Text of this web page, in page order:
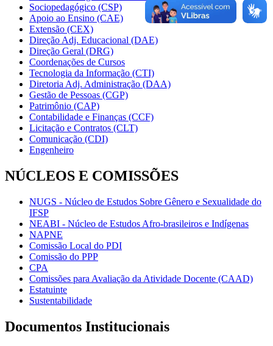
Sociopedagógico (CSP)
Apoio ao Ensino (CAE)
Extensão (CEX)
Direção Adj. Educacional (DAE)
Direção Geral (DRG)
Coordenações de Cursos
Tecnologia da Informação (CTI)
Diretoria Adj. Administração (DAA)
Gestão de Pessoas (CGP)
Patrimônio (CAP)
Contabilidade e Finanças (CCF)
Licitação e Contratos (CLT)
Comunicação (CDI)
Engenheiro
NÚCLEOS E COMISSÕES
NUGS - Núcleo de Estudos Sobre Gênero e Sexualidade do
IFSP
NEABI - Núcleo de Estudos Afro-brasileiros e Indígenas
NAPNE
Comissão Local do PDI
Comissão do PPP
CPA
Comissões para Avaliação da Atividade Docente (CAAD)
Estatuinte
Sustentabilidade
Documentos Institucionais